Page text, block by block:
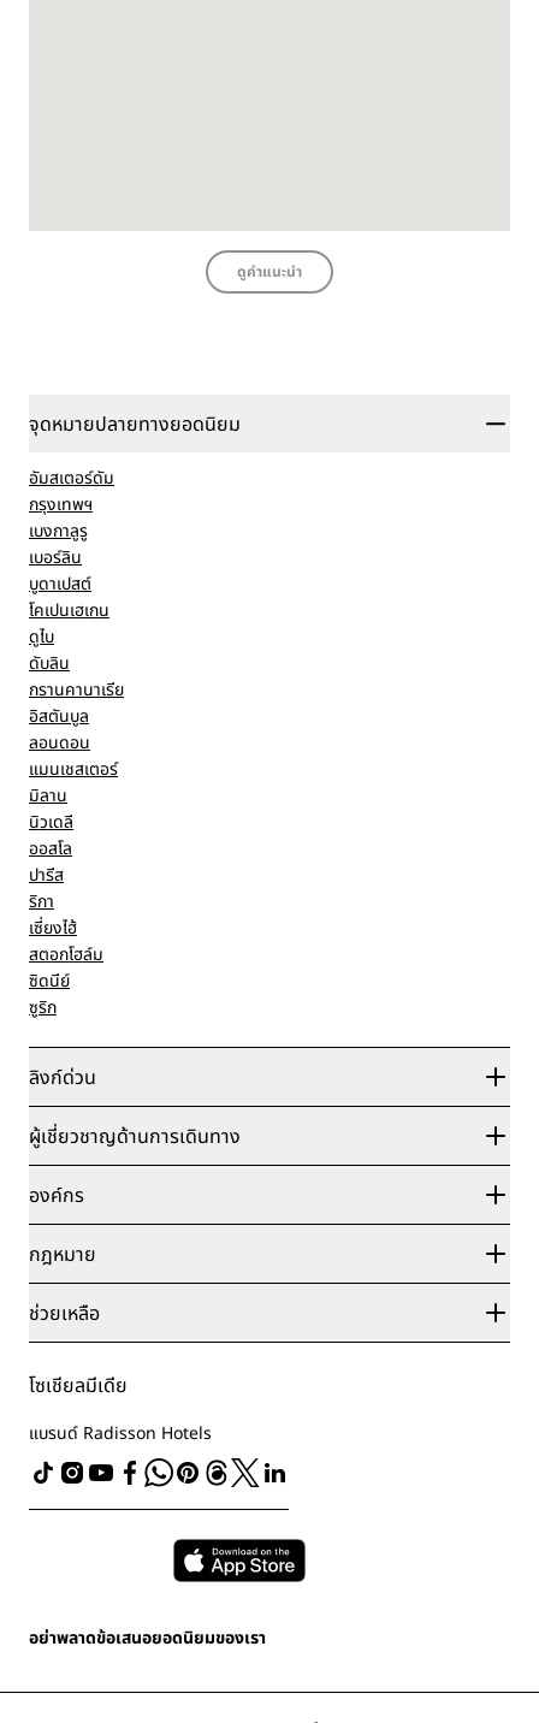
ดูคำแนะนำ
จุดหมายปลายทางยอดนิยม
อัมสเตอร์ดัม
กรุงเทพฯ
เบงกาลูรู
เบอร์ลิน
บูดาเปสต์
โคเปนเฮเกน
ดูไบ
ดับลิน
กรานคานาเรีย
อิสตันบูล
ลอนดอน
แมนเชสเตอร์
มิลาน
นิวเดลี
ออสโล
ปารีส
ริกา
เซี่ยงไฮ้
สตอกโฮล์ม
ซิดนีย์
ซูริก
ลิงก์ด่วน
Radisson Rewards
การรับประกันเรทราคาออนไลน์ที่ดีที่สุด
บล็อก
จุดหมายปลายทาง
แอป Radisson Hotels
โรงแรมที่ได้รับอนุมัติให้จัดกิจกรรมกีฬา
โรงแรมที่เหมาะสำหรับครอบครัว
สุขภาพและความปลอดภัย
ผู้เชี่ยวชาญด้านการเดินทาง
พันธมิตร
องค์กร
Radisson Hotel Group
ตำแหน่งงานที่ RHG
ตำแหน่งงานที่ PPHE
The Club by RHG
ธุรกิจที่มีความรับผิดชอบ
การจัดซื้อจัดจ้าง
กฎหมาย
ศูนย์ความเป็นส่วนตัว
ข้อตกลงการใช้งานเว็บไซต์
คำแถลงเกี่ยวกับการใช้แรงงานทาสยุคใหม่
ช่วยเหลือ
ติดต่อ
แผนผังเว็บไซต์
โซเชียลมีเดีย
แบรนด์ Radisson Hotels
อย่าพลาดข้อเสนอยอดนิยมของเรา